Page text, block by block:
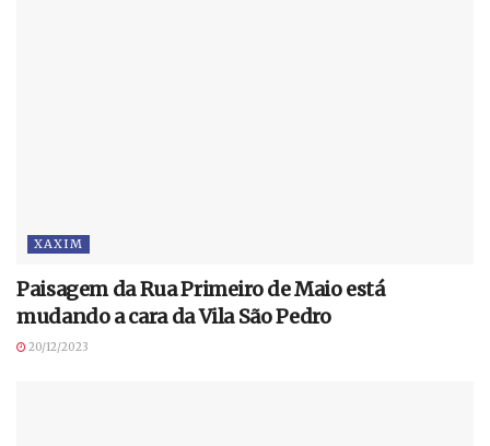
XAXIM
Paisagem da Rua Primeiro de Maio está
mudando a cara da Vila São Pedro
20/12/2023